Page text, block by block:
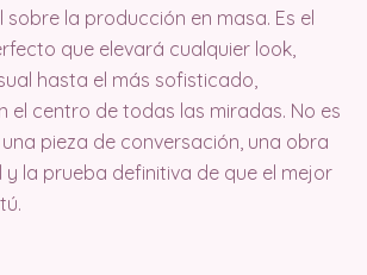
la producción en masa. Es el
que elevará cualquier look,
hasta el más sofisticado,
el centro de todas las miradas. No es
pieza de conversación, una obra
la prueba definitiva de que el mejor